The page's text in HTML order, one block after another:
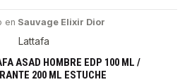
en Sauvage Elixir Dior
Lattafa
ASAD HOMBRE EDP 100 ML /
200 ML ESTUCHE